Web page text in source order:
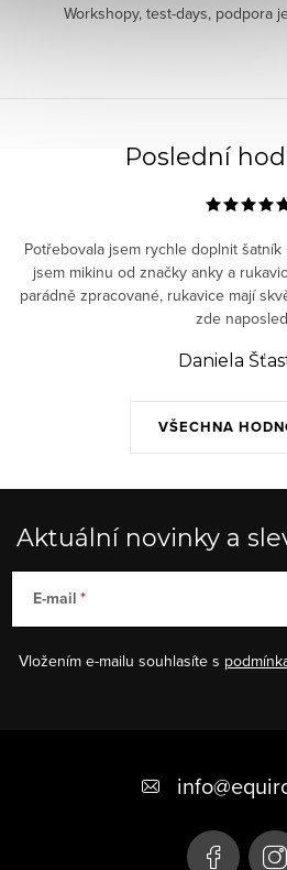
Workshopy, test-days, podpora
Poslední
VŠECHNA
Potřebovala jsem rychle doplnit
jsem mikinu od značky anky a
parádně zpracované, rukavice mají
zde
Daniela
Aktuální novinky a
E-mail
Vložením e-mailu souhlasíte s
info@